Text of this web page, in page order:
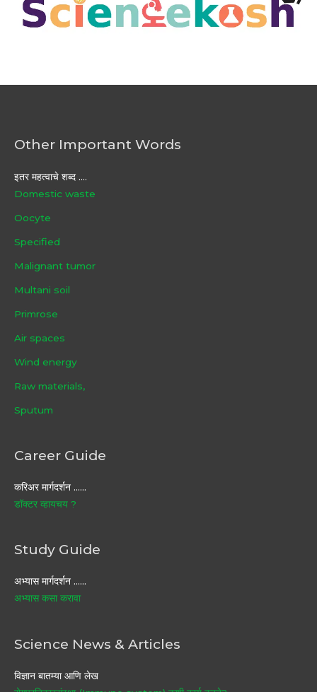
Other Important Words
इतर महत्वाचे शब्द ....
Domestic waste
Oocyte
Specified
Malignant tumor
Multani soil
Primrose
Air spaces
Wind energy
Raw materials,
Sputum
Career Guide
करिअर मार्गदर्शन ……
डॉक्टर व्हायचय ?
Study Guide
अभ्यास मार्गदर्शन ……
अभ्यास कसा करावा
Science News & Articles
विज्ञान बातम्या आणि लेख